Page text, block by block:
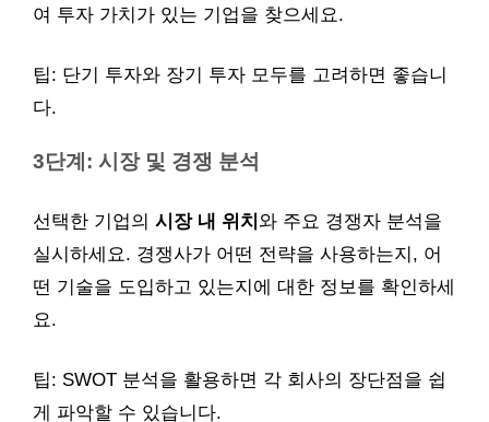
여 투자 가치가 있는 기업을 찾으세요.
팁: 단기 투자와 장기 투자 모두를 고려하면 좋습니
다.
3단계: 시장 및 경쟁 분석
선택한 기업의 시장 내 위치 와 주요 경쟁자 분석을
실시하세요. 경쟁사가 어떤 전략을 사용하는지, 어
떤 기술을 도입하고 있는지에 대한 정보를 확인하세
요.
팁: SWOT 분석을 활용하면 각 회사의 장단점을 쉽
게 파악할 수 있습니다.